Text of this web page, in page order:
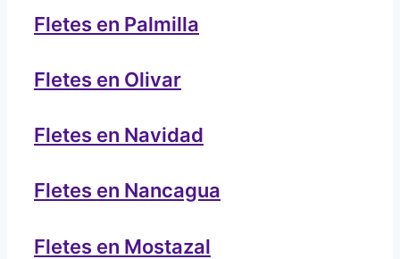
Fletes en Palmilla
Fletes en Olivar
Fletes en Navidad
Fletes en Nancagua
Fletes en Mostazal